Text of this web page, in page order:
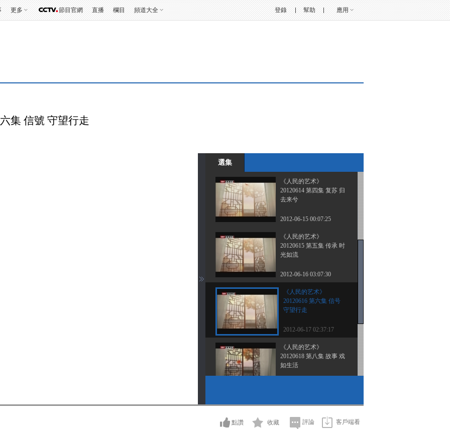
更多 節目官網 直播 欄目 頻道大全 幫助 應用
登錄
集 信號 守望行走
選集
《人民的艺术》
《人民的艺术》
20120614 第四集 复苏 归
去来兮
2012-06-15 00:07:25
《人民的艺术》
20120615 第五集 传承 时
光如流
2012-06-16 03:07:30
《人民的艺术》
20120616 第六集 信号
守望行走
2012-06-17 02:37:17
《人民的艺术》
20120618 第八集 故事 戏
如生活
台上下
點讚 收藏 評論 客戶端看